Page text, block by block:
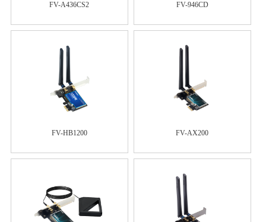
FV-A436CS2 FV-946CD
FV-HB1200 FV-AX200